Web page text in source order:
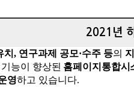
2021년
치 , 연구과제 공모·수주 등의
능이 향상된 홈페이지통합시
영하고 있습니다.